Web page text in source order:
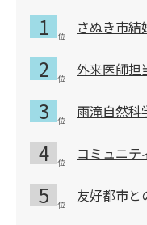
さぬき市結
外来医師担
雨滝自然科
コミュニテ
友好都市と